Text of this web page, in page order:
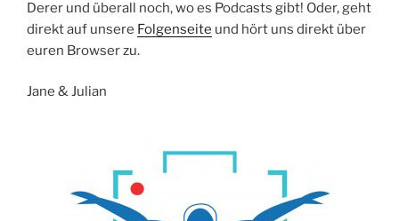
Derer und überall noch, wo es Podcasts gibt! Oder, geht
direkt auf unsere Folgenseite und hört uns direkt über
euren Browser zu.
Jane & Julian